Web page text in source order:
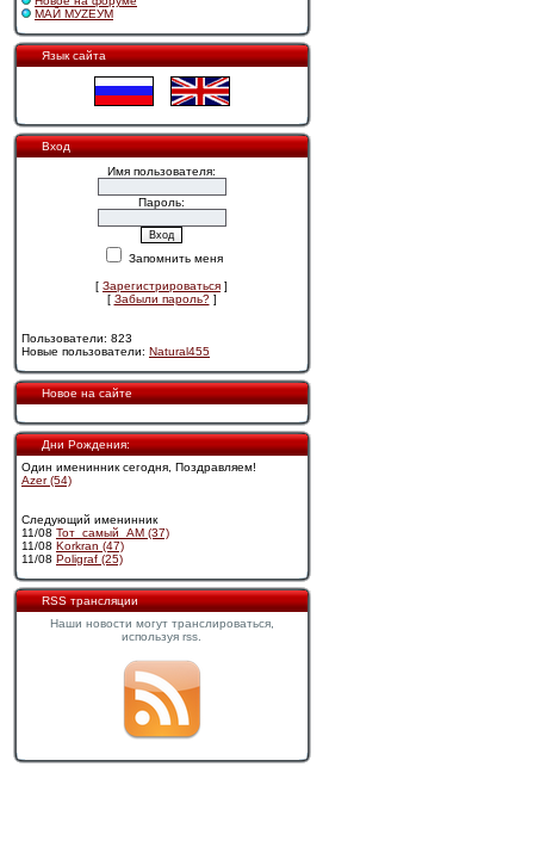
МАЙ МУZЕУМ
Язык сайта
Вход
Имя пользователя:
Пароль:
Запомнить меня
[ Зарегистрироваться ]
[ Забыли пароль?]
Пользователи: 823
Новые пользователи: Natural455
Новое на сайте
Дни Рождения:
Один именинник сегодня, Поздравляем!
Azer (54)
Следующий именинник
11/08 Тот_самый_АМ (37)
11/08 Korkran (47)
11/08 Poligraf (25)
RSS трансляции
Наши новости могут транслироваться,
используя rss.